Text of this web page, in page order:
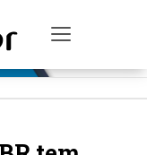
Toggle